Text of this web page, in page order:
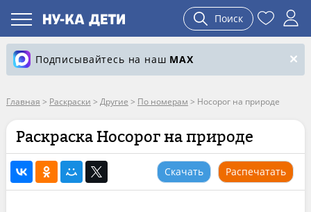
Поиск
Подписывайтесь на наш MAX
Главная > Раскраски > Другие > По номерам > Носорог на природе
Раскраска Носорог на природе
Скачать Распечатать